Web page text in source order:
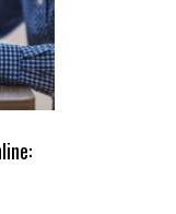
#studentiunifi